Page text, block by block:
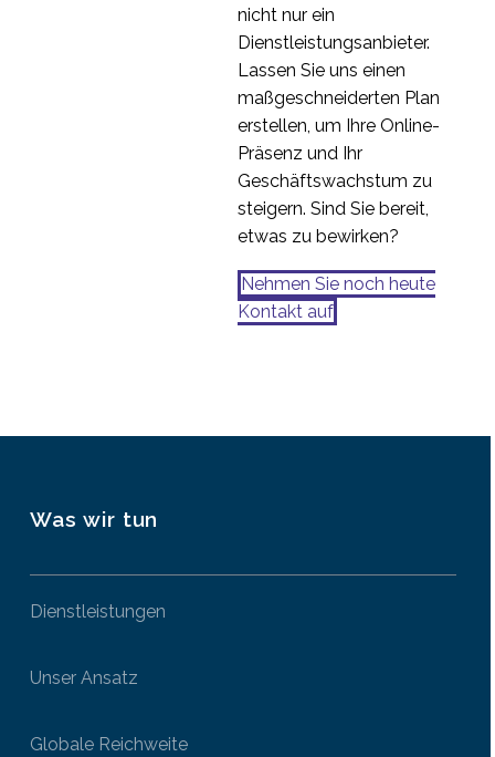
2
nicht nur ein
Dienstleistungsanbieter.
Lassen Sie uns einen
maßgeschneiderten Plan
erstellen, um Ihre Online-
Präsenz und Ihr
Geschäftswachstum zu
steigern. Sind Sie bereit,
etwas zu bewirken?
Nehmen Sie noch heute
Kontakt auf
Was wir tun
Dienstleistungen
Unser Ansatz
Globale Reichweite